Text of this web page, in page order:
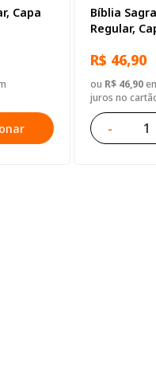
Capa
Bíblia
Regular,
R$ 46,90
ou R$ 46,90
juros no
-